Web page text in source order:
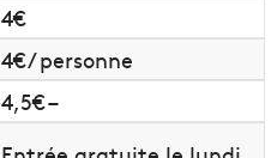
4€
4€ / personne
4,5€ –